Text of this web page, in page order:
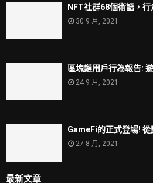
NFT社群68個術語，行
30 9 月, 2021
區塊鏈用戶行為報告:
24 9 月, 2021
GameFi的正式登場!
27 8 月, 2021
最新文章